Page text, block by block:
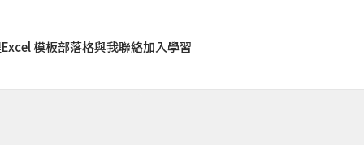
Excel 模板部落格與我聯絡加入學習